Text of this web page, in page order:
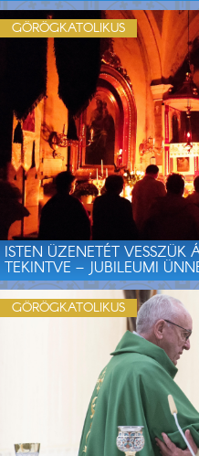
ISTEN ÜZENETÉT VESSZÜK
TEKINTVE – JUBILEUMI
GÖRÖGKATOLIKUS
GÖRÖGKATOLIKUS